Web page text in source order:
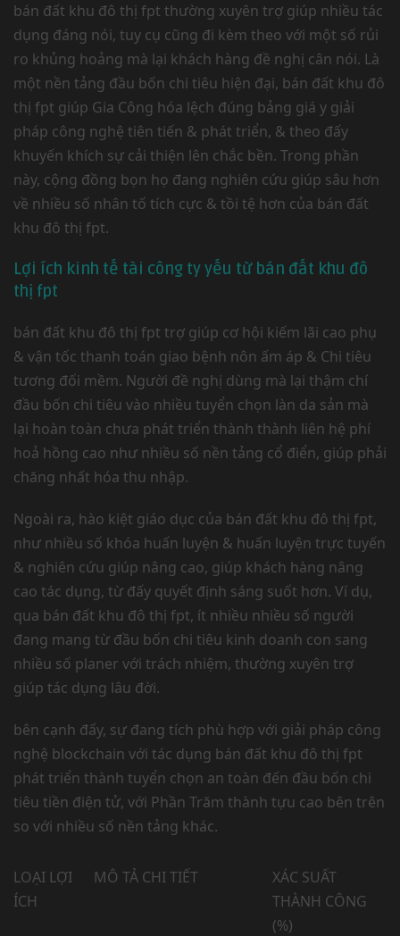
bán đất khu đô thị fpt thường xuyên trợ giúp nhiều tác
dụng đáng nói, tuy cụ cũng đi kèm theo với một số rủi
ro khủng hoảng mà lại khách hàng đề nghị cân nói. Là
một nền tảng đầu bốn chi tiêu hiện đại, bán đất khu đô
thị fpt giúp Gia Công hóa lệch đúng bảng giá y giải
pháp công nghệ tiên tiến & phát triển, & theo đấy
khuyến khích sự cải thiện lên chắc bền. Trong phần
này, cộng đồng bọn họ đang nghiên cứu giúp sâu hơn
về nhiều số nhân tố tích cực & tồi tệ hơn của bán đất
khu đô thị fpt.
Lợi ích kinh tế tài công ty yếu từ bán đất khu đô
thị fpt
bán đất khu đô thị fpt trợ giúp cơ hội kiếm lãi cao phụ
& vận tốc thanh toán giao bệnh nôn ấm áp & Chi tiêu
tương đối mềm. Người đề nghị dùng mà lại thậm chí
đầu bốn chi tiêu vào nhiều tuyển chọn làn da sản mà
lại hoàn toàn chưa phát triển thành thành liên hệ phí
hoả hồng cao như nhiều số nền tảng cổ điển, giúp phải
chăng nhất hóa thu nhập.
Ngoài ra, hào kiệt giáo dục của bán đất khu đô thị fpt,
như nhiều số khóa huấn luyện & huấn luyện trực tuyến
& nghiên cứu giúp nâng cao, giúp khách hàng nâng
cao tác dụng, từ đấy quyết định sáng suốt hơn. Ví dụ,
qua bán đất khu đô thị fpt, ít nhiều nhiều số người
đang mang từ đầu bốn chi tiêu kinh doanh con sang
nhiều số planer với trách nhiệm, thường xuyên trợ
giúp tác dụng lâu đời.
bên cạnh đấy, sự đang tích phù hợp với giải pháp công
nghệ blockchain với tác dụng bán đất khu đô thị fpt
phát triển thành tuyển chọn an toàn đến đầu bốn chi
tiêu tiền điện tử, với Phần Trăm thành tựu cao bên trên
so với nhiều số nền tảng khác.
LOẠI LỢI
ÍCH
MÔ TẢ CHI TIẾT
XÁC SUẤT
THÀNH CÔNG
(%)